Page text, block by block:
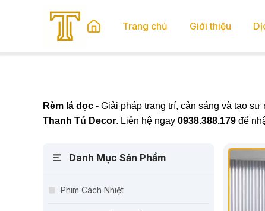
Trang chủ Giới thiệu
Rèm lá dọc - Giải pháp trang trí, cản sáng và tạo
Thanh Tú Decor. Liên hệ ngay 0938.388.179 để
Danh Mục Sản Phẩm
Phim Cách Nhiệt